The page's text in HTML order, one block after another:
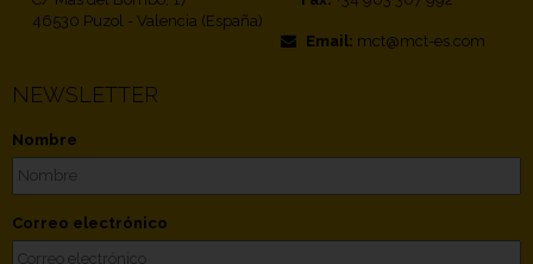
46530 Puzol - Valencia (España)
Email: mct@mct-es.com
NEWSLETTER
Nombre
Correo electrónico